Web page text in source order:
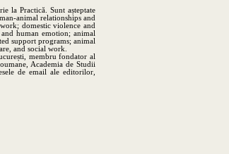
la Practică. Sunt așteptate
animal relationships and
domestic violence and
human emotion; animal
support programs; animal
and social work.
membru fondator al
Academia de Studii
de email ale editorilor,